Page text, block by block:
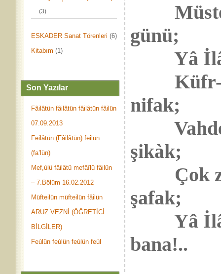
(3)
ESKADER Sanat Törenleri (6)
Kitabım (1)
Son Yazılar
Fâilâtün fâilâtün fâilâtün fâilün
07.09.2013
Feilâtün (Fâilâtün) feilün
(fa’lün)
Mef,ùlü fâilâtü mefâîlü fâilün
– 7.Bölüm 16.02.2012
Müfteilün müfteilün fâilün
ARUZ VEZNİ (ÖĞRETİCİ
BİLGİLER)
Feùlün feùlün feùlün feùl
günü;
Yâ
Küfr-i
nifak;
şikàk;
Çok
şafak;
Yâ
bana!..